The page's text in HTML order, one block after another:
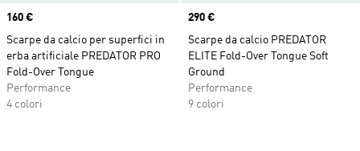
Price
160 €
Scarpe da calcio per superfici in
erba artificiale PREDATOR PRO
Fold-Over Tongue
Performance
4 colori
Price
290 €
Scarpe da calcio PREDATOR
ELITE Fold-Over Tongue Soft
Ground
Performance
9 colori